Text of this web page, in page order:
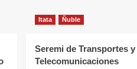
Itata Ñuble
Seremi de Transportes y
Telecomunicaciones